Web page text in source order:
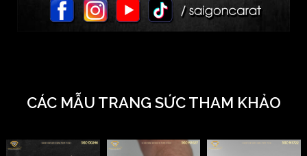
CÁC MẪU TRANG SỨC THAM KHẢO